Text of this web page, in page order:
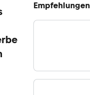
Empfehlungen